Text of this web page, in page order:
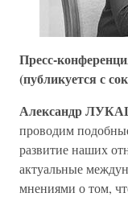
Пресс-
(публикуется с
Александр
проводим
развитие наших
актуальные
мнениями о том,